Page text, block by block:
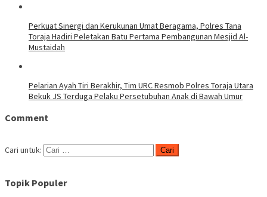
Perkuat Sinergi dan Kerukunan Umat Beragama, Polres Tana
Toraja Hadiri Peletakan Batu Pertama Pembangunan Mesjid Al-
Mustaidah
Pelarian Ayah Tiri Berakhir, Tim URC Resmob Polres Toraja Utara
Bekuk JS Terduga Pelaku Persetubuhan Anak di Bawah Umur
Comment
Cari untuk:
Topik Populer